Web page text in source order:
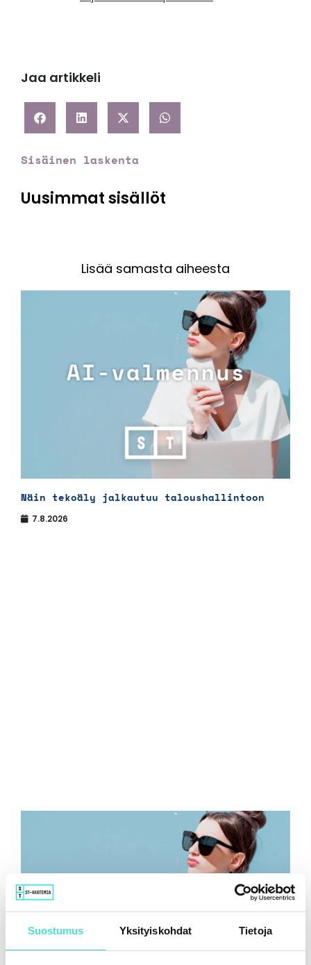
Suostumus Yksityiskohdat Tietoja
Jaa artikkeli
Sisäinen laskenta
Uusimmat sisällöt
Lisää samasta aiheesta
Näin tekoäly jalkautuu taloushallintoon
7.8.2026